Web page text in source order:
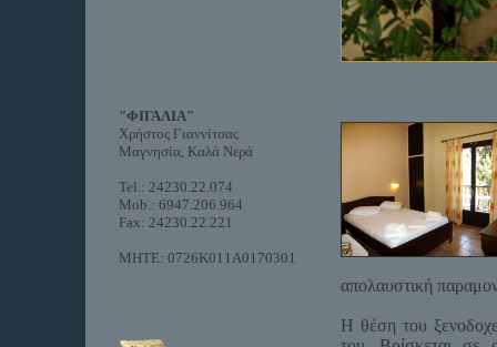
"ΦΙΓΑΛΙΑ"
Χρήστος Γιαννίτσας
Μαγνησία, Καλά Νερά
Tel.: 24230.22.074
Mob.: 6947.206.964
Fax: 24230.22.221
MHTE: 0726K011A0170301
απολαυστική
Η θέση του